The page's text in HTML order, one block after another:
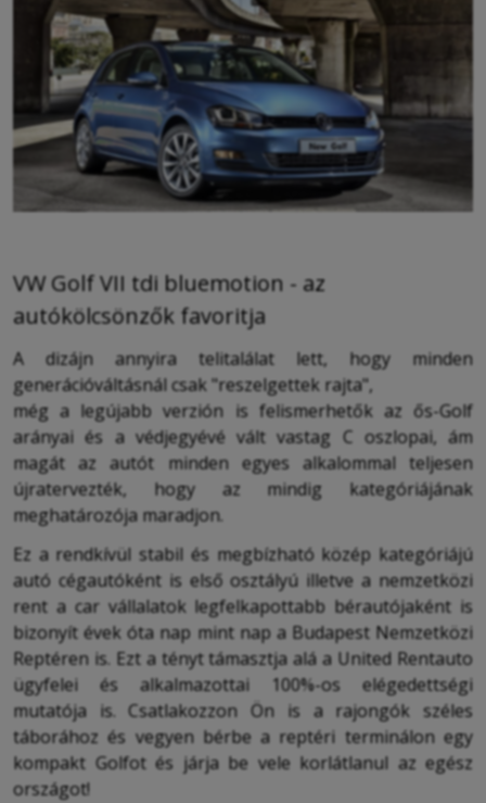
VW Golf VII tdi bluemotion - az
autókölcsönzők favoritja
A dizájn annyira telitalálat lett, hogy minden
generációváltásnál csak "reszelgettek rajta",
még a legújabb verzión is felismerhetők az ős-Golf
arányai és a védjegyévé vált vastag C oszlopai, ám
magát az autót minden egyes alkalommal teljesen
újratervezték, hogy az mindig kategóriájának
meghatározója maradjon.
Ez a rendkívül stabil és megbízható közép kategóriájú
autó cégautóként is első osztályú illetve a nemzetközi
rent a car vállalatok legfelkapottabb bérautójaként is
bizonyít évek óta nap mint nap a Budapest Nemzetközi
Reptéren is. Ezt a tényt támasztja alá a United Rentauto
ügyfelei és alkalmazottai 100%-os elégedettségi
mutatója is. Csatlakozzon Ön is a rajongók széles
táborához és vegyen bérbe a reptéri terminálon egy
kompakt Golfot és járja be vele korlátlanul az egész
országot!